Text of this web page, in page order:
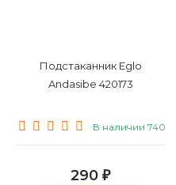
Подстаканник Eglo
Andasibe 420173
В наличии 740
290 ₽